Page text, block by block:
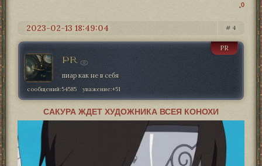
0
4
2023-02-13 18:49:04
PR
PR
пиар как не в себя
сообщений:54585 уважение:+51
САКУРА ЖДЕТ ХУДОЖНИКА ВСЕЯ КОНОХИ